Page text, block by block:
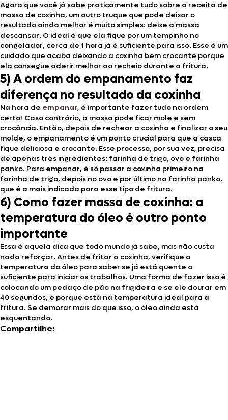
Agora que você já sabe praticamente tudo sobre a receita de
massa de coxinha, um outro truque que pode deixar o
resultado ainda melhor é muito simples: deixe a massa
descansar. O ideal é que ela fique por um tempinho no
congelador, cerca de 1 hora já é suficiente para isso. Esse é um
cuidado que acaba deixando a coxinha bem crocante porque
ela consegue aderir melhor ao recheio durante a fritura.
5) A ordem do empanamento faz
diferença no resultado da coxinha
Na hora de empanar, é importante fazer tudo na ordem
certa! Caso contrário, a massa pode ficar mole e sem
crocância. Então, depois de rechear a coxinha e finalizar o seu
molde, o empanamento é um ponto crucial para que a casca
fique deliciosa e crocante. Esse processo, por sua vez, precisa
de apenas três ingredientes: farinha de trigo, ovo e farinha
panko. Para empanar, é só passar a coxinha primeiro na
farinha de trigo, depois no ovo e por último na farinha panko,
que é a mais indicada para esse tipo de fritura.
6) Como fazer massa de coxinha: a
temperatura do óleo é outro ponto
importante
Essa é aquela dica que todo mundo já sabe, mas não custa
nada reforçar. Antes de fritar a coxinha, verifique a
temperatura do óleo para saber se já está quente o
suficiente para iniciar os trabalhos. Uma forma de fazer isso é
colocando um pedaço de pão na frigideira e se ele dourar em
40 segundos, é porque está na temperatura ideal para a
fritura. Se demorar mais do que isso, o óleo ainda está
esquentando.
Compartilhe: